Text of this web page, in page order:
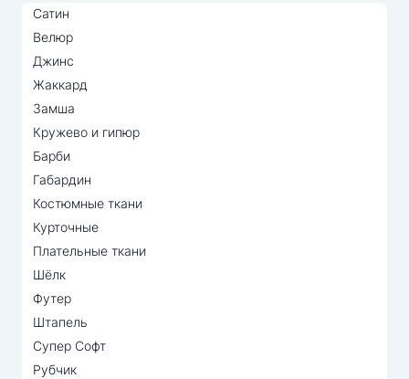
Сатин
Велюр
Джинс
Жаккард
Замша
Кружево и гипюр
Барби
Габардин
Костюмные ткани
Курточные
Плательные ткани
Шёлк
Футер
Штапель
Супер Софт
Рубчик